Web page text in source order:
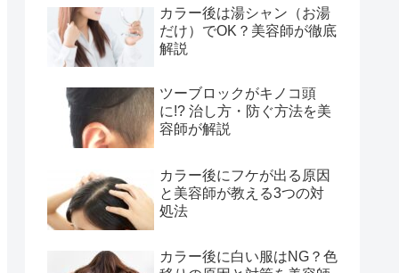
カラー後は湯シャン（お湯
だけ）でOK？美容師が徹底
解説
ツーブロックがキノコ頭
に!? 治し方・防ぐ方法を美
容師が解説
カラー後にフケが出る原因
と美容師が教える3つの対
処法
カラー後に白い服はNG？色